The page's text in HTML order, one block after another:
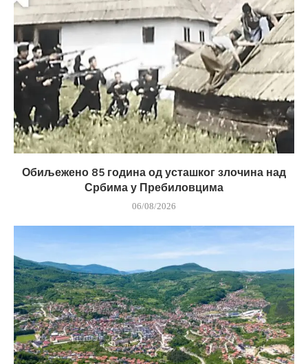
Обиљежено 85 година од усташког злочина над
Србима у Пребиловцима
06/08/2026